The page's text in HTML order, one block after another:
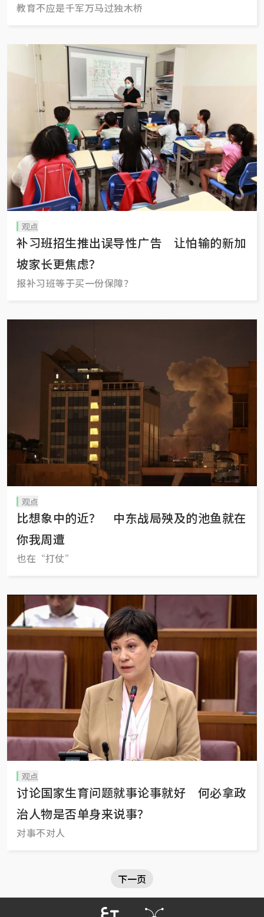
教育不应是千军万马过独木桥
观点
补习班招生推出误导性广告 让怕输的新加
坡家长更焦虑？
报补习班等于买一份保障？
观点
比想象中的近？ 中东战局殃及的池鱼就在
你我周遭
也在“打仗”
观点
讨论国家生育问题就事论事就好 何必拿政
治人物是否单身来说事？
对事不对人
下一页